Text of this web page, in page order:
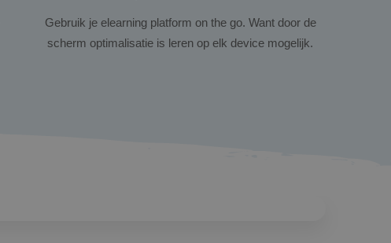
Gebruik je elearning platform on the go. Want door de
scherm optimalisatie is leren op elk device mogelijk.